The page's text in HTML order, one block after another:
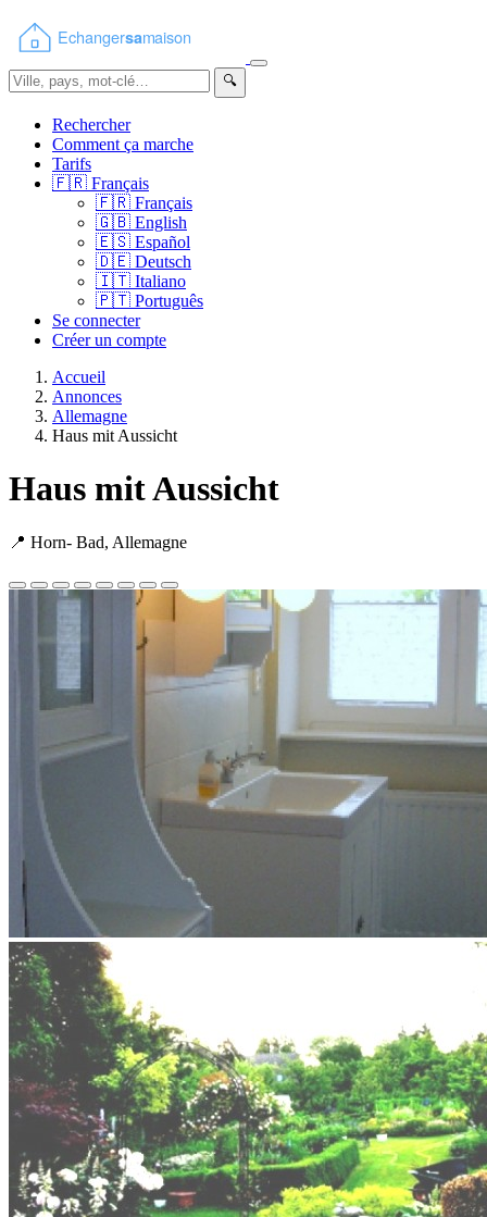
🔍
Rechercher
Comment ça marche
Tarifs
🇫🇷 Français
🇫🇷 Français
🇬🇧 English
🇪🇸 Español
🇩🇪 Deutsch
🇮🇹 Italiano
🇵🇹 Português
Se connecter
Créer un compte
Accueil
Annonces
Allemagne
Haus mit Aussicht
Haus mit Aussicht
📍 Horn- Bad, Allemagne